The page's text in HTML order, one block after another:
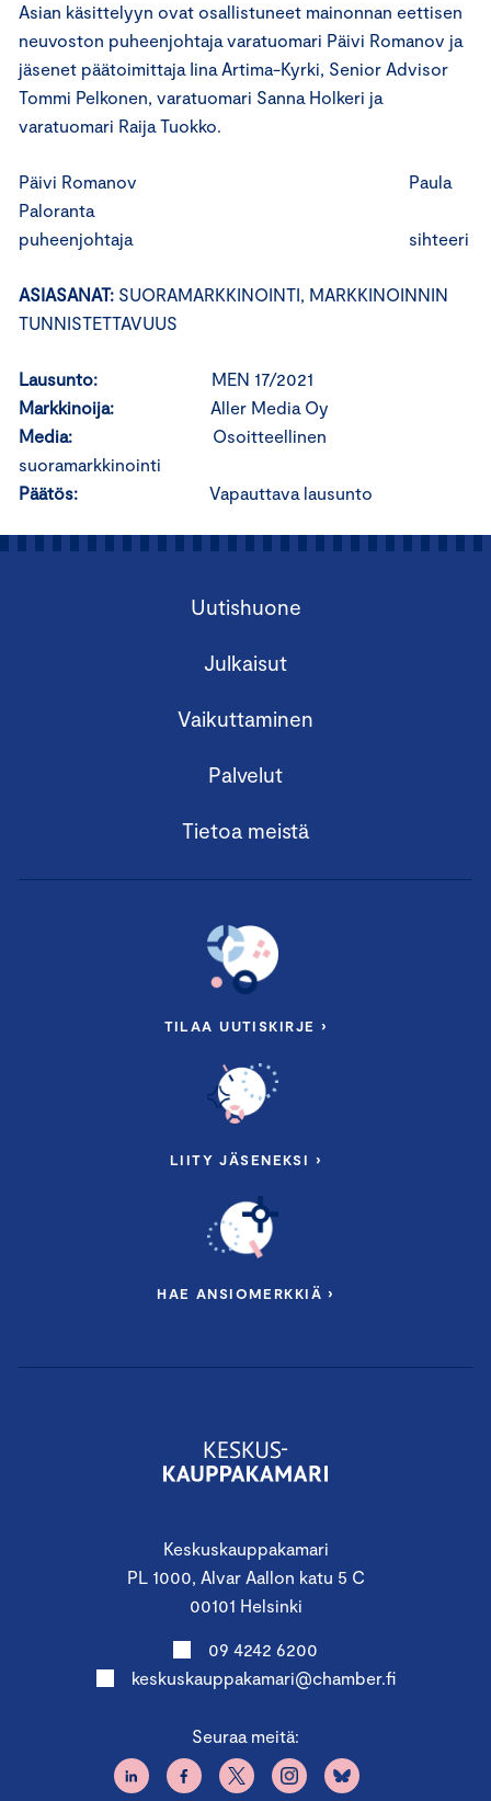
Asian käsittelyyn ovat osallistuneet mainonnan eettisen
neuvoston puheenjohtaja varatuomari Päivi Romanov ja
jäsenet päätoimittaja Iina Artima-Kyrki, Senior Advisor
Tommi Pelkonen, varatuomari Sanna Holkeri ja
varatuomari Raija Tuokko.
Päivi Romanov Paula
Paloranta
puheenjohtaja sihteeri
ASIASANAT: SUORAMARKKINOINTI, MARKKINOINNIN
TUNNISTETTAVUUS
Lausunto: MEN 17/2021
Markkinoija: Aller Media Oy
Media: Osoitteellinen
suoramarkkinointi
Päätös: Vapauttava lausunto
Keskuskauppakamari
PL 1000, Alvar Aallon katu 5 C
00101 Helsinki
09 4242 6200
keskuskauppakamari@chamber.fi
Seuraa meitä:
Uutishuone
Julkaisut
Vaikuttaminen
Palvelut
Tietoa meistä
TILAA UUTISKIRJE ›
LIITY JÄSENEKSI ›
HAE ANSIOMERKKIÄ ›